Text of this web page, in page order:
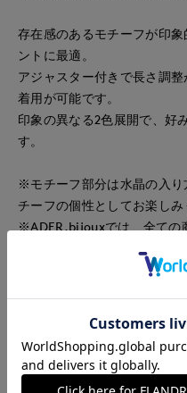
存在感のあるモチーフが印
ントに最適。
アジャスター付きで長さ調
着用が可能です。
印象の異なる2色展開で、好
す。
※モチーフ部分は水晶の入
チーフの個性としてお楽しみ
※ADER.bijouxでは、全ての
メッキ仕上げをした後にあ
なお、拭き取りは手作業の
います。予めご了承ください